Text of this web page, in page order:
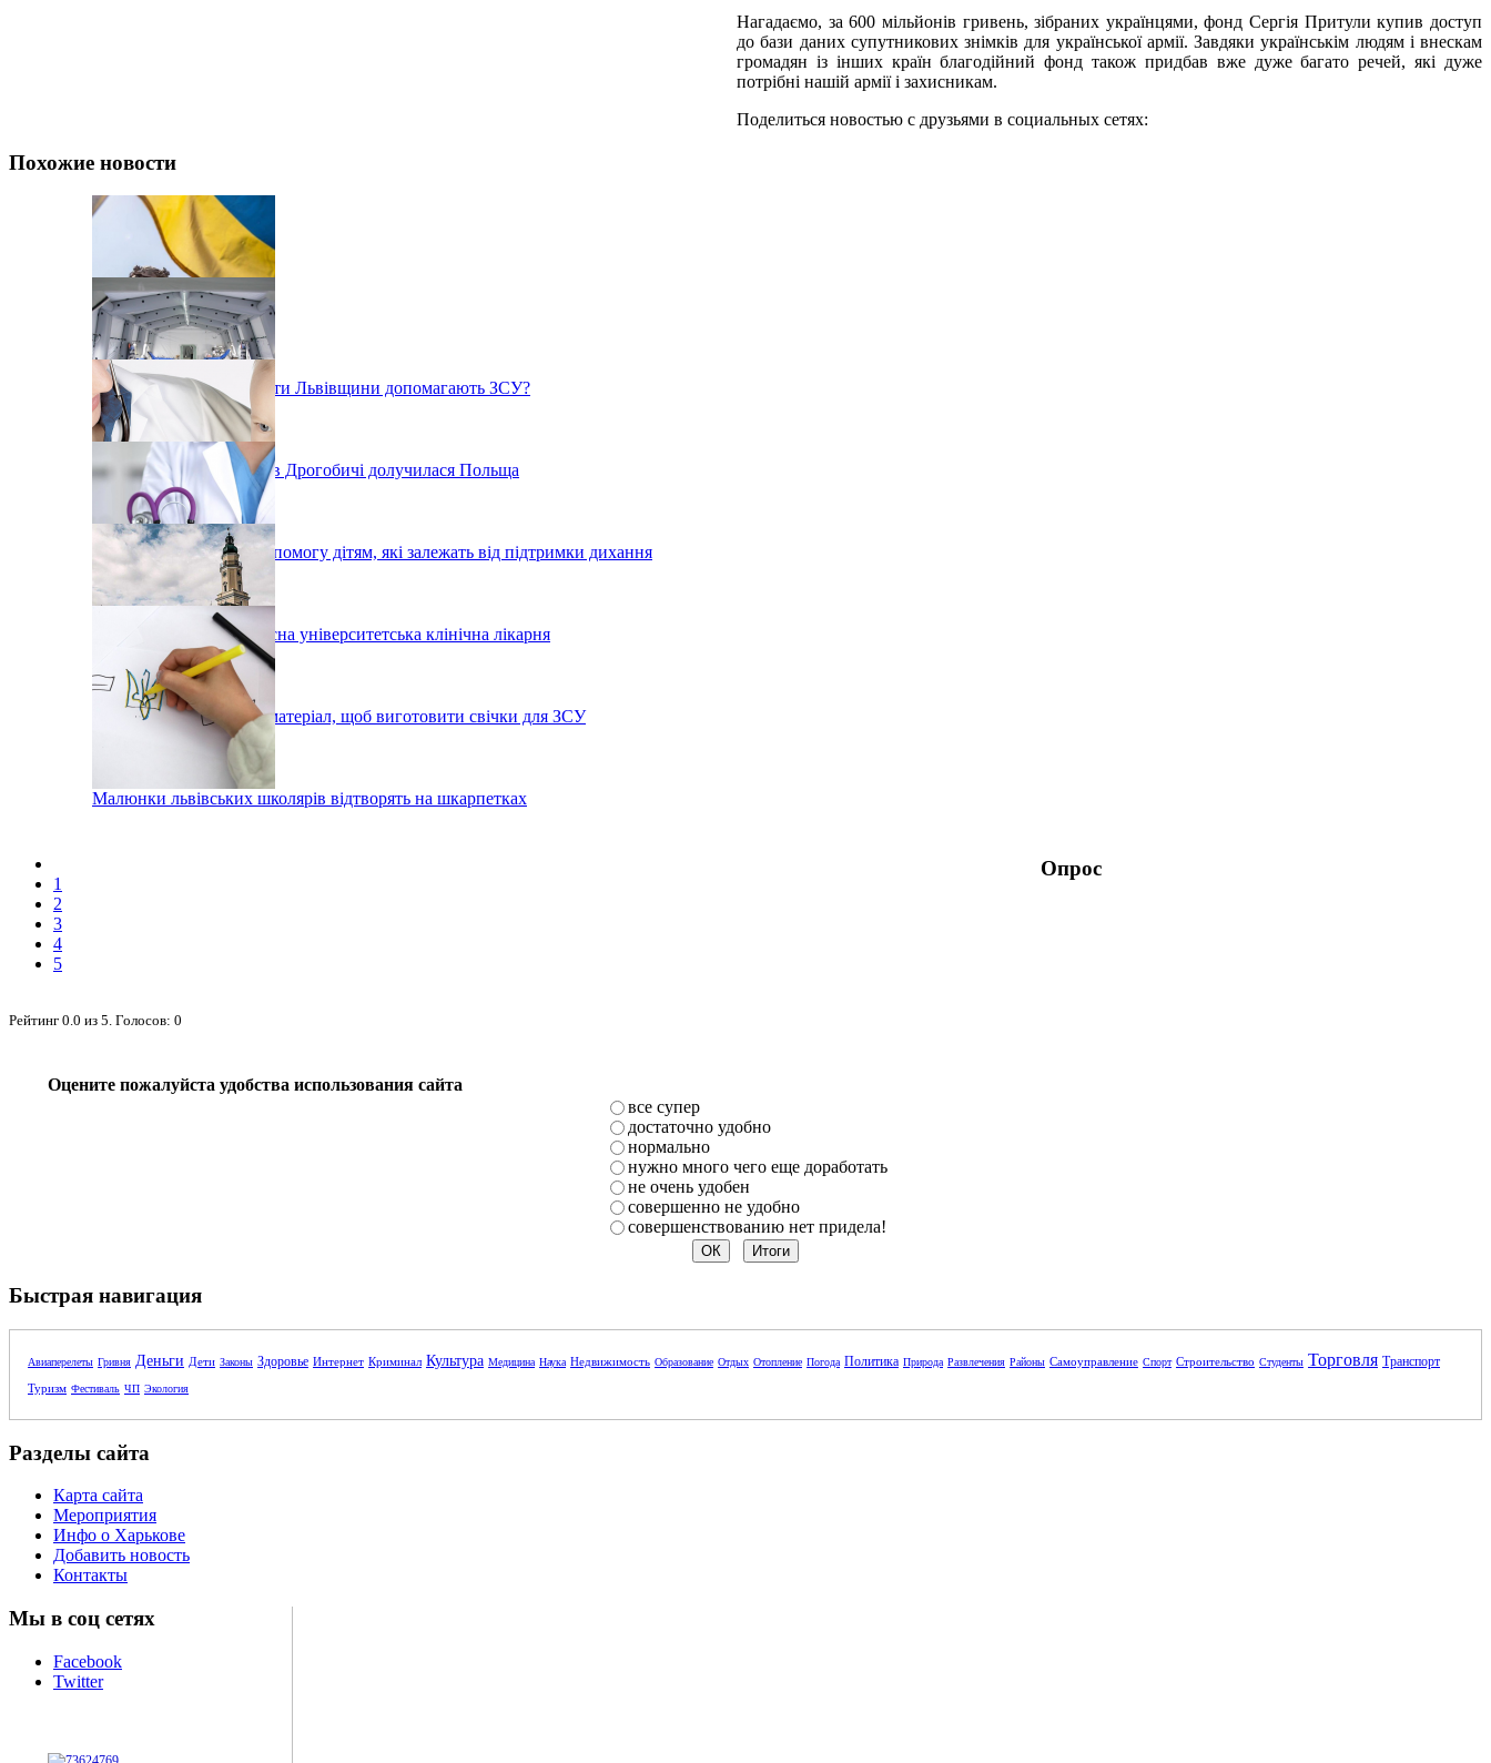
Нагадаємо, за 600 мільйонів гривень, зібраних українцями, фонд Сергія Притули купив доступ
до бази даних супутникових знімків для української армії. Завдяки українськім людям і внескам
громадян із інших країн благодійний фонд також придбав вже дуже багато речей, які дуже
потрібні нашій армії і захисникам.
Поделиться новостью с друзьями в социальных сетях:
Похожие новости
Як заклади профтехосвіти Львівщини допомагають ЗСУ?
До будівництва лікарні в Дрогобичі долучилася Польща
Львів'ян просять про допомогу дітям, які залежать від підтримки дихання
У Львові з'явиться сучасна університетська клінічна лікарня
У Дрогобичі збирають матеріал, щоб виготовити свічки для ЗСУ
Малюнки львівських школярів відтворять на шкарпетках
1
2
3
4
5
Рейтинг 0.0 из 5 . Голосов: 0
Опрос
Оцените пожалуйста удобства использования сайта
все супер
достаточно удобно
нормально
нужно много чего еще доработать
не очень удобен
совершенно не удобно
совершенствованию нет придела!
Быстрая навигация
Авиаперелеты Гривня Деньги Дети Законы Здоровье Интернет Криминал Культура Медицина Наука Недвижимость Образование Отдых Отопление Погода Политика Природа Развлечения Районы Самоуправление Спорт Строительство Студенты Торговля Транспорт
Туризм Фестиваль ЧП Экология
Разделы сайта
Карта сайта
Мероприятия
Инфо о Харькове
Добавить новость
Контакты
Мы в соц сетях
Facebook
Twitter